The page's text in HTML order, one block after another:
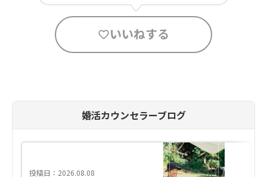
いいねする
婚活カウンセラーブログ
投稿日：2026.08.08